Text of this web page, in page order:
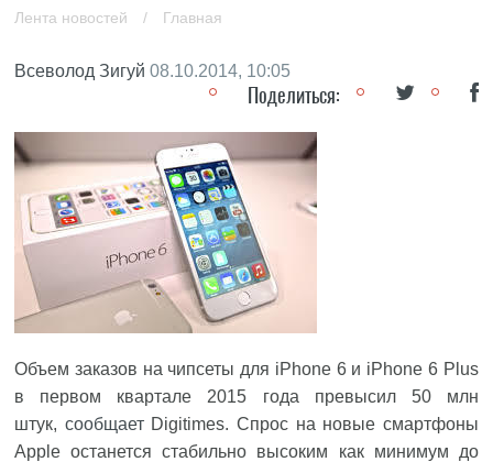
Лента новостей
/ Главная
Всеволод Зигуй 08.10.2014, 10:05
Поделиться:
Объем заказов на чипсеты для iPhone 6 и iPhone 6 Plus
в первом квартале 2015 года превысил 50 млн
штук, сообщаетDigitimes. Спрос на новые смартфоны
Apple останется стабильно высоким как минимум до